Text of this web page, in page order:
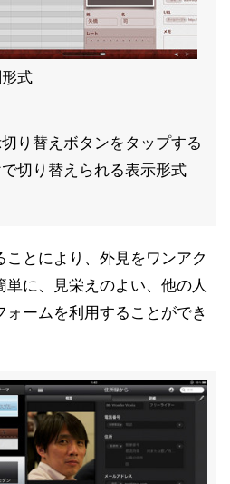
式
り替えボタンをタップする
切り替えられる表示形式
ことにより、外見をワンアク
単に、見栄えのよい、他の人
ォームを利用することができ